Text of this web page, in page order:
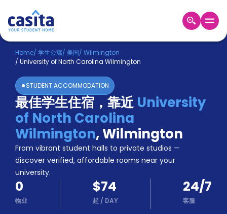
Home ZH USD
登
入
Booking
Accommodation
About
us
Blog
Refer
And
Earn
Become
A
Partner
Help
Home/ 学生公寓/ 美国/ Wilmington
/ University of North Carolina Wilmington
STUDENT ACCOMMODATION
最佳学生住宿，靠近University
of North Carolina
Wilmington,Wilmington
From vibrant student halls to private studios —
discover verified, affordable rooms near your
university.
0
物业
$74
起 / DAY
24/7
客服